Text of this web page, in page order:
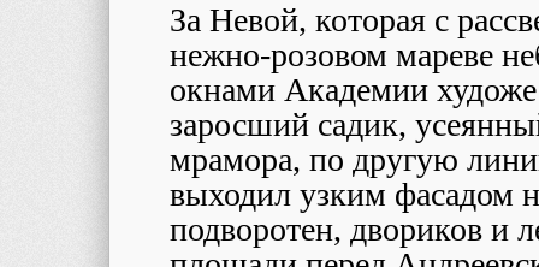
За Невой, которая с
нежно-розовом мареве
окнами Академии
заросший садик,
мрамора, по другую
выходил узким фасадом
подворотен, двориков и